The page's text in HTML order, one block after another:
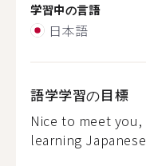
学習中の言語
日本語
語学学習の目標
Nice to meet
learning